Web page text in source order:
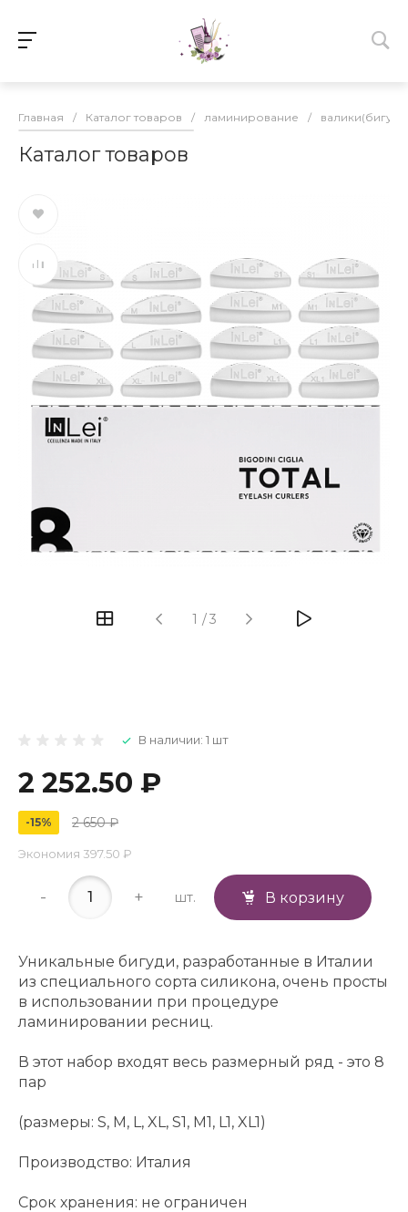
Главная / Каталог товаров / ламинирование /
Каталог товаров
1 /3
В наличии: 1 шт
2 252.50 ₽
-15% 2 650 ₽
Экономия 397.50 ₽
- + шт. В корзину
Уникальные бигуди, разработанные в Италии
из специального сорта силикона, очень просты
в использовании при процедуре
ламинировании ресниц.
В этот набор входят весь размерный ряд - это 8
пар
(размеры: S, M, L, XL, S1, M1, L1, XL1)
Производство: Италия
Срок хранения: не ограничен